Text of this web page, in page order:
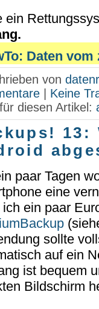
ein
Daten vom
von
| Keine
diesen Artikel:
13:
paar Tagen
eine
ich ein paar
sollte
auf ein
ist bequem
Bildschirm